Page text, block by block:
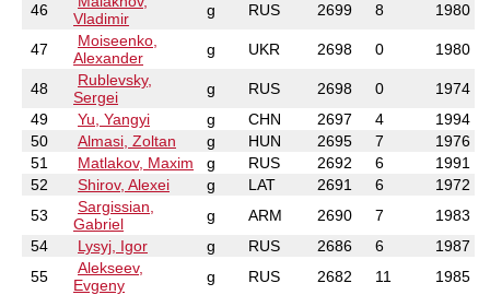
46
Vladimir
g RUS 2699 8 1980
47
Moiseenko,
Alexander
g UKR 2698 0 1980
48
Rublevsky,
Sergei
g RUS 2698 0
1974
49
Yu, Yangyi g CHN 2697 4
1994
50
Almasi, Zoltan g HUN 2695 7
1976
51
Matlakov, Maxim g RUS 2692 6
1991
52
Shirov, Alexei g LAT 2691 6
1972
53
Sargissian,
Gabriel
g ARM 2690 7
1983
54
Lysyj, Igor g RUS 2686 6
1987
55
Alekseev,
Evgeny
g RUS 2682 11 1985